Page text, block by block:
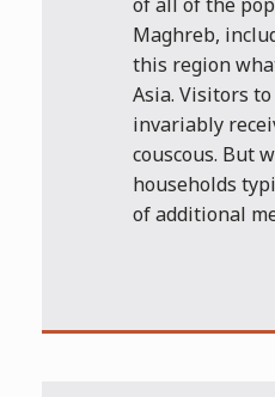
Maghreb,
this region
Asia. Visitors
invariably
couscous. But
households
of additional